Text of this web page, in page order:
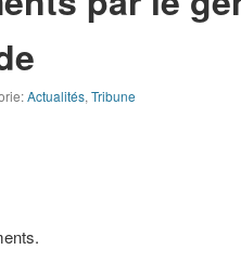
Actualités, Tribune